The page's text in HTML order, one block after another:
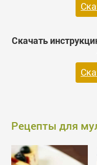
Скачать
Рецепты для